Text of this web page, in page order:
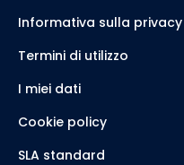
Informativa sulla privacy
Termini di utilizzo
I miei dati
Cookie policy
SLA standard